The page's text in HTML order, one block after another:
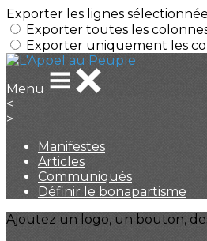
Exporter les lignes
Exporter toutes les
Exporter uniquement les
Menu
<
>
Manifestes
Articles
Communiqués
Définir le bonapartisme
Ajoutez un logo, un bouton,